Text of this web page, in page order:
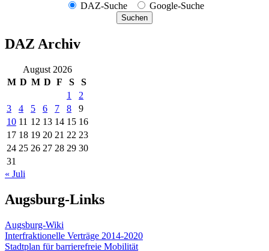
DAZ-Suche Google-Suche
Suchen
DAZ Archiv
August 2026
M D M D F S
S
1
2
3
4 5 6 7 8
9
10 11 12 13 14 15 16
17 18 19 20 21 22 23
24 25 26 27 28 29 30
31
« Juli
Augsburg-Links
Augsburg-Wiki
Interfraktionelle Verträge 2014-2020
Stadtplan für barrierefreie Mobilität